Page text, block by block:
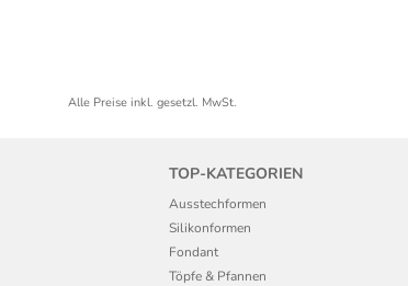
Alle Preise inkl. gesetzl. MwSt.
TOP-KATEGORIEN
Ausstechformen
Silikonformen
Fondant
Töpfe & Pfannen